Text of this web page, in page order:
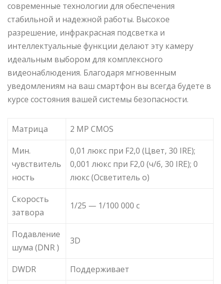
современные технологии для обеспечения
стабильной и надежной работы. Высокое
разрешение, инфракрасная подсветка и
интеллектуальные функции делают эту камеру
идеальным выбором для комплексного
видеонаблюдения. Благодаря мгновенным
уведомлениям на ваш смартфон вы всегда будете в
курсе состояния вашей системы безопасности.
Матрица
2 MP CMOS
Мин.
чувствитель
ность
0,01 люкс при F2,0 (Цвет, 30 IRE);
0,001 люкс при F2,0 (ч/б, 30 IRE); 0
люкс (Осветитель o)
Скорость
затвора
1/25 — 1/100 000 с
Подавление
шума (DNR )
3D
DWDR Поддерживает